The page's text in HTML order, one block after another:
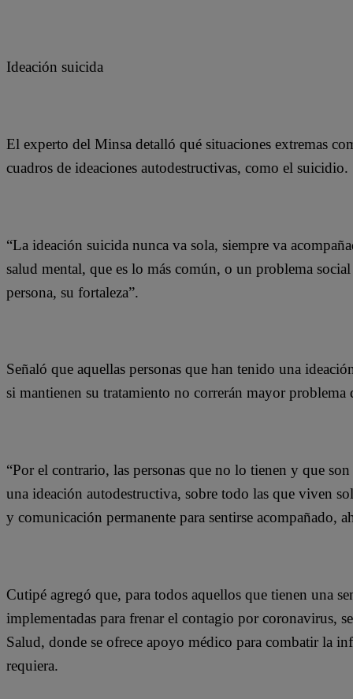
Ideación suicida
El experto del Minsa detalló qué situaciones extremas
cuadros de ideaciones autodestructivas, como el suicidio.
“La ideación suicida nunca va sola, siempre va
salud mental, que es lo más común, o un problema
persona, su fortaleza”.
Señaló que aquellas personas que han tenido una
si mantienen su tratamiento no correrán mayor
“Por el contrario, las personas que no lo tienen y que
una ideación autodestructiva, sobre todo las que viven
y comunicación permanente para sentirse acompañado,
Cutipé agregó que, para todos aquellos que tienen una
implementadas para frenar el contagio por coronavirus,
Salud, donde se ofrece apoyo médico para combatir la
requiera.